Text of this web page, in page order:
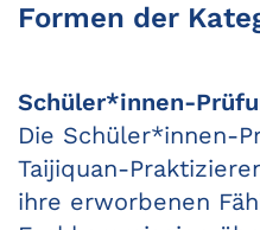
Formen der
Schüler*innen-
Die Schüler*innen-
Taijiquan-
ihre erworbenen